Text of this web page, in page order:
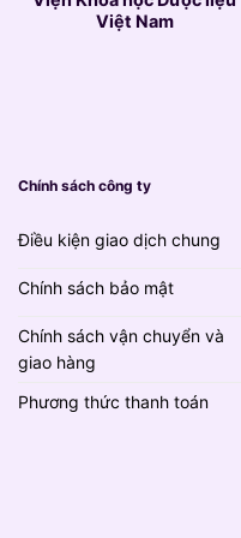
Việt Nam
Chính sách công ty
Điều kiện giao dịch chung
Chính sách bảo mật
Chính sách vận chuyển và
giao hàng
Phương thức thanh toán